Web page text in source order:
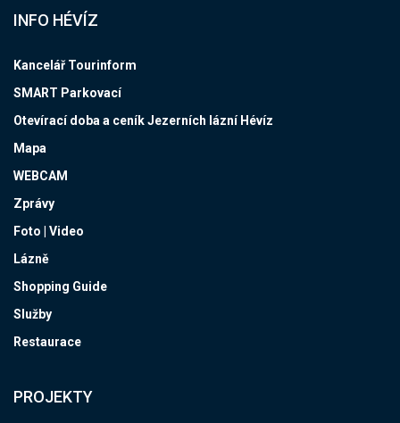
INFO HÉVÍZ
Kancelář Tourinform
SMART Parkovací
Otevírací doba a ceník Jezerních lázní Hévíz
Mapa
WEBCAM
Zprávy
Foto | Video
Lázně
Shopping Guide
Služby
Restaurace
PROJEKTY